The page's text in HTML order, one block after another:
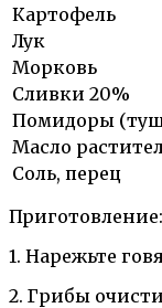
Картофель
Лук
Морковь
Сливки 20%
Помидоры
Масло
Соль, перец
Приготовление:
1. Нарежьте
2. Грибы